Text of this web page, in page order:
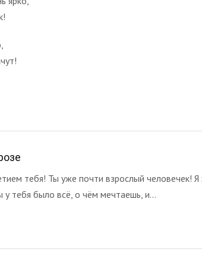
тебя! Ты уже почти взрослый человечек! Я
у тебя было всё, о чём мечтаешь, и...